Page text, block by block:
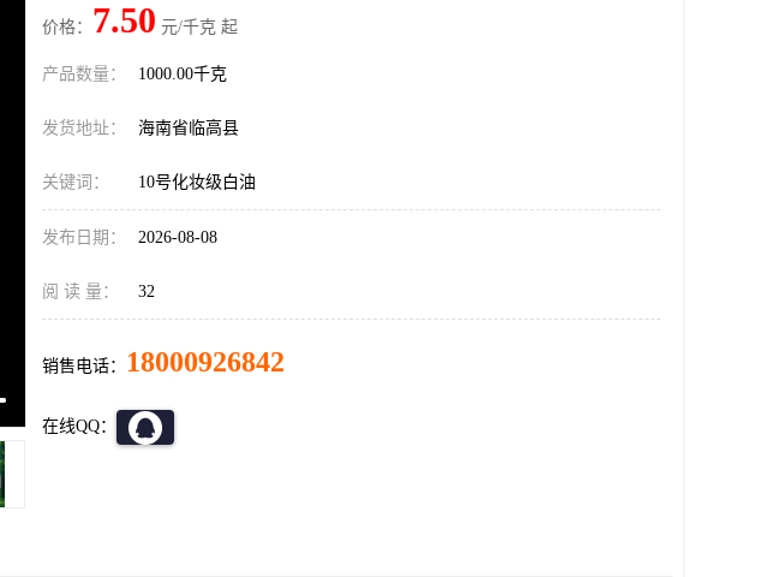
价格： 7.50 元/千克 起
产品数量： 1000.00千克
发货地址： 海南省临高县
关键词： 10号化妆级白油
发布日期： 2026-08-08
阅 读 量： 32
销售电话： 18000926842
在线QQ：